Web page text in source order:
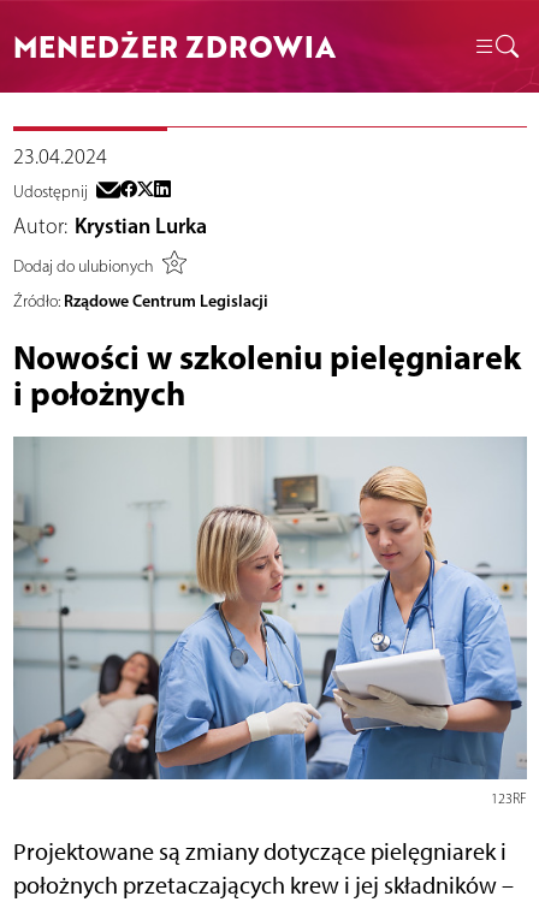
MENEDŻER ZDROWIA
23.04.2024
Udostępnij
Autor: Krystian Lurka
Dodaj do ulubionych
Źródło: Rządowe Centrum Legislacji
Nowości w szkoleniu pielęgniarek
i położnych
123RF
Projektowane są zmiany dotyczące pielęgniarek i
położnych przetaczających krew i jej składników –